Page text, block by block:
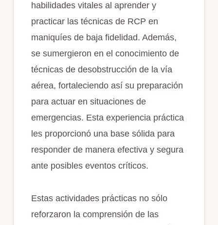
habilidades vitales al aprender y
practicar las técnicas de RCP en
maniquíes de baja fidelidad. Además,
se sumergieron en el conocimiento de
técnicas de desobstrucción de la vía
aérea, fortaleciendo así su preparación
para actuar en situaciones de
emergencias. Esta experiencia práctica
les proporcionó una base sólida para
responder de manera efectiva y segura
ante posibles eventos críticos.
Estas actividades prácticas no sólo
reforzaron la comprensión de las